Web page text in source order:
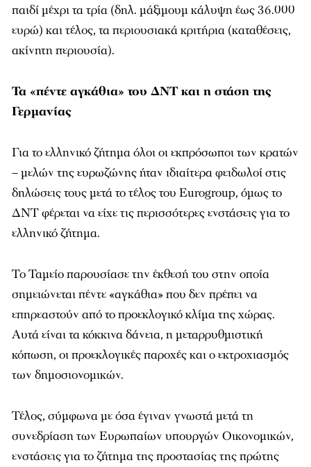
παιδί μέχρι τα τρία (δηλ. μάξιμουμ κάλυψη έως 36.000
ευρώ) και τέλος, τα περιουσιακά κριτήρια (καταθέσεις,
ακίνητη περιουσία).
Τα «πέντε αγκάθια» του ΔΝΤ και η στάση της
Γερμανίας
Για το ελληνικό ζήτημα όλοι οι εκπρόσωποι των κρατών
– μελών της ευρωζώνης ήταν ιδιαίτερα φειδωλοί στις
δηλώσεις τους μετά το τέλος του Eurogroup, όμως το
ΔΝΤ φέρεται να είχε τις περισσότερες ενστάσεις για το
ελληνικό ζήτημα.
Το Ταμείο παρουσίασε την έκθεσή του στην οποία
σημειώνεται πέντε «αγκάθια» που δεν πρέπει να
επηρεαστούν από το προεκλογικό κλίμα της χώρας.
Αυτά είναι τα κόκκινα δάνεια, η μεταρρυθμιστική
κόπωση, οι προεκλογικές παροχές και ο εκτροχιασμός
των δημοσιονομικών.
Τέλος, σύμφωνα με όσα έγιναν γνωστά μετά τη
συνεδρίαση των Ευρωπαίων υπουργών Οικονομικών,
ενστάσεις για το ζήτημα της προστασίας της πρώτης